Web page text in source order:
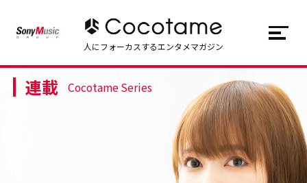
トップ Top
JP EN
人にフォーカスするエンタメマガジン
連載 Cocotame Series